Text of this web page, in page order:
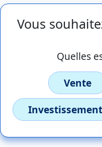
Vous
Quelles
Vente
Investissement